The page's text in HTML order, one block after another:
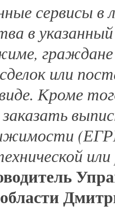
сервисы в
в
граждане
или
Кроме